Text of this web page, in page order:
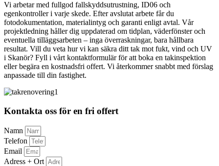
Vi arbetar med fullgod fallskyddsutrustning, ID06 och
egenkontroller i varje skede. Efter avslutat arbete får du
fotodokumentation, materialintyg och garanti enligt avtal. Vår
projektledning håller dig uppdaterad om tidplan, väderfönster och
eventuella tilläggsarbeten – inga överraskningar, bara hållbara
resultat. Vill du veta hur vi kan säkra ditt tak mot fukt, vind och UV
i Skanör? Fyll i vårt kontaktformulär för att boka en takinspektion
eller begära en kostnadsfri offert. Vi återkommer snabbt med förslag
anpassade till din fastighet.
Kontakta oss för en fri offert
Namn
Telefon
Email
Adress + Ort